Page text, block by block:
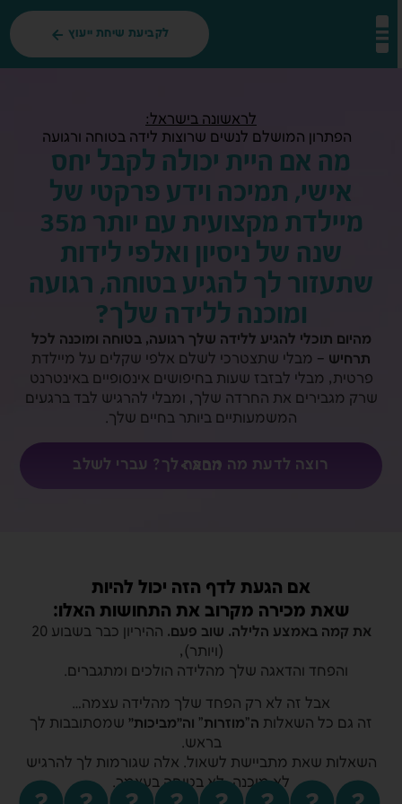
לקביעת שיחת ייעוץ
לראשונה בישראל:
הפתרון המושלם לנשים שרוצות לידה בטוחה ורגועה
מה אם היית יכולה לקבל יחס
אישי, תמיכה וידע פרקטי של
מיילדת מקצועית עם יותר מ35
שנה של ניסיון ואלפי לידות
שתעזור לך להגיע בטוחה, רגועה
ומוכנה ללידה שלך?
מהיום תוכלי להגיע ללידה שלך רגועה, בטוחה ומוכנה לכל
תרחיש– מבלי שתצטרכי לשלם אלפי שקלים על מיילדת
פרטית, מבלי לבזבז שעות בחיפושים אינסופיים באינטרנט
שרק מגבירים את החרדה שלך, ומבלי להרגיש לבד ברגעים
המשמעותיים ביותר בחיים שלך.
רוצה לדעת מה מחכה לך? עברי לשלב הבא >
אם הגעת לדף הזה יכול להיות
שאת מכירה מקרוב את התחושות האלו:
את קמה באמצע הלילה. שוב פעם.
ההיריון כבר בשבוע 20
(ויותר),
והפחד והדאגה שלך מהלידה הולכים ומתגברים.
אבל זה לא רק הפחד שלך מהלידה עצמה…
זה גם כל השאלות ה”מוזרות” וה״מביכות״שמסתובבות לך
בראש.
השאלות שאת מתביישת לשאול. אלה שגורמות לך להרגיש
לא מוכנה, לא בטוחה בעצמך.